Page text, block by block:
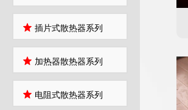
插片式散热器系列
加热器散热器系列
电阻式散热器系列